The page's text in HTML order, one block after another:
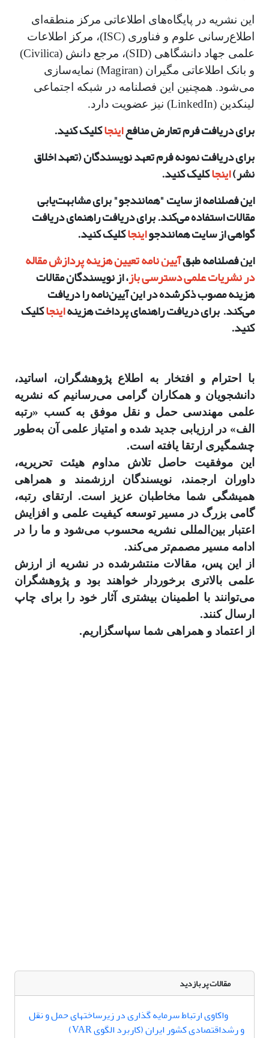
این نشریه در پایگاه‌های اطلاعاتی مرکز منطقه‌ای
اطلاع‌رسانی علوم و فناوری (ISC)، مرکز اطلاعات
علمی جهاد دانشگاهی (SID)، مرجع دانش (Civilica)
و بانک اطلاعاتی مگیران (Magiran) نمایه‌سازی
می‌شود. همچنین این فصلنامه در شبکه اجتماعی
لینکدین (LinkedIn) نیز عضویت دارد.
برای دریافت فرم تعارض منافعاینجاکلیک کنید.
برای دریافت نمونه فرم تعهد نویسندگان (تعهد اخلاق
نشر)اینجاکلیک کنید.
این فصلنامه از سایت "همانندجو" برای مشابهت‌یابی
مقالات استفاده می‌کند. برای دریافت راهنمای دریافت
گواهی از سایت همانندجواینجاکلیک کنید.
این فصلنامه طبقآیین نامه تعیین هزینه پردازش مقاله
در نشریات علمی دسترسی باز، از نویسندگان مقالات
هزینه مصوب ذکر‌شده در این آیین‌نامه را دریافت
می‌کند.برای دریافت راهنمای پرداخت هزینهاینجاکلیک
کنید.
با احترام و افتخار به اطلاع پژوهشگران، اساتید،
دانشجویان و همکاران گرامی می‌رسانیم که نشریه
علمی مهندسی حمل و نقل موفق به کسب «رتبه
الف» در ارزیابی جدید شده و امتیاز علمی آن به‌طور
چشمگیری ارتقا یافته است.
این موفقیت حاصل تلاش مداوم هیئت تحریریه،
داوران ارجمند، نویسندگان ارزشمند و همراهی
همیشگی شما مخاطبان عزیز است. ارتقای رتبه،
گامی بزرگ در مسیر توسعه کیفیت علمی و افزایش
اعتبار بین‌المللی نشریه محسوب می‌شود و ما را در
ادامه مسیر مصمم‌تر می‌کند.
از این پس، مقالات منتشرشده در نشریه از ارزش
علمی بالاتری برخوردار خواهند بود و پژوهشگران
می‌توانند با اطمینان بیشتری آثار خود را برای چاپ
ارسال کنند.
از اعتماد و همراهی شما سپاسگزاریم.
مقالات پر بازدید
واکاوی ارتباط سرمایه گذاری در زیرساختهای حمل و نقل
و رشداقتصادی کشور ایران (کاربرد الگوی VAR)